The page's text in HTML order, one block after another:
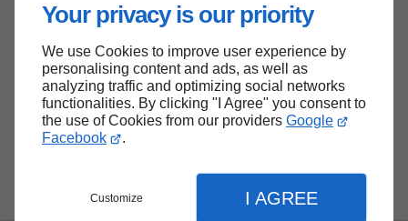
Your privacy is our priority
We use Cookies to improve user experience by
personalising content and ads, as well as
analyzing traffic and optimizing social networks
functionalities. By clicking "I Agree" you consent to
the use of Cookies from our providers Google
Facebook
.
Customize I AGREE
Haut de page